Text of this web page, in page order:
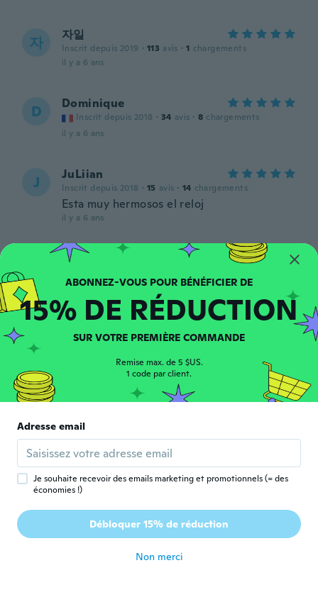
자 자일
Inscrit depuis 2019 · 113 avis · 1 chargements
il y a 6 ans
D Dominique
Inscrit depuis 2018 · 34 avis · 8 chargements
il y a 6 ans
J JuLiian
Inscrit depuis 2018 · 15 avis · 14 chargements
Esta muy hermosos el reloj
il y a 6 ans
Ancsa
il y a 6 ans
Inscrit depuis 2016 · 9 avis
V Vida
Atėjo labai greitai per 10 dienų,atitiko
il y a 6 ans
E Inscrit depuis 2019 · 9 avis · 7 chargements
Muy bueno
15% DE RÉDUCTION
SUR VOTRE PREMIÈRE COMMANDE
Remise max. de 5 $US.
1 code par client.
Adresse email
Je souhaite recevoir des emails marketing et promotionnels (= des
économies !)
Débloquer 15% de réduction
Non merci